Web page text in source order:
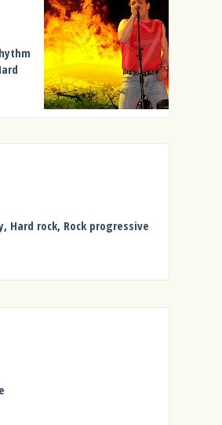
Hard rock, Rock progressive